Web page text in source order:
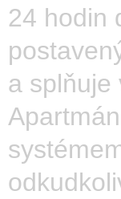
24 hodin
a splňuje